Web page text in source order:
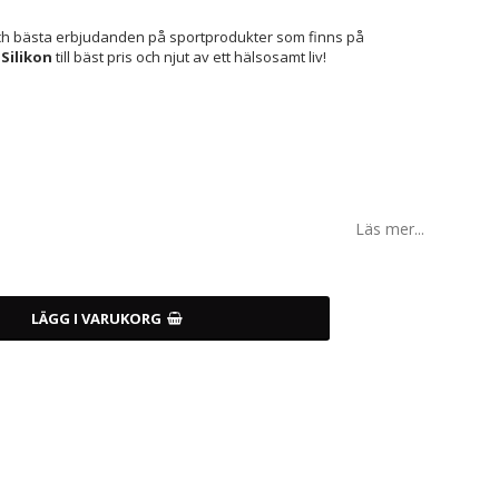
bästa erbjudanden på sportprodukter som finns på
till bäst pris och njut av ett hälsosamt liv!
Läs mer...
LÄGG I VARUKORG